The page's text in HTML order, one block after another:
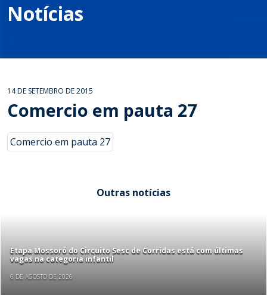
Notícias
14 DE SETEMBRO DE 2015
Comercio em pauta 27
Comercio em pauta 27
Outras notícias
Etapa Mossoró do Circuito Sesc de Corridas está com últimas
vagas na categoria infantil
6 DE AGOSTO DE 2026